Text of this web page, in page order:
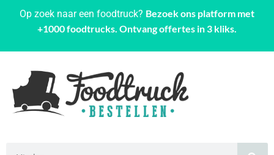
Op zoek naar een foodtruck? Bezoek ons platform met
+1000 foodtrucks. Ontvang offertes in 3 kliks.